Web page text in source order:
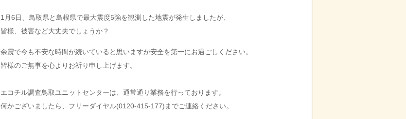
1月6日、鳥取県と島根県で最大震度5強を観測した地震が発生しましたが、
皆様、被害など大丈夫でしょうか？
余震で今も不安な時間が続いていると思いますが安全を第一にお過ごしください。
皆様のご無事を心よりお祈り申し上げます。
エコチル調査鳥取ユニットセンターは、通常通り業務を行っております。
何かございましたら、フリーダイヤル(0120-415-177)までご連絡ください。